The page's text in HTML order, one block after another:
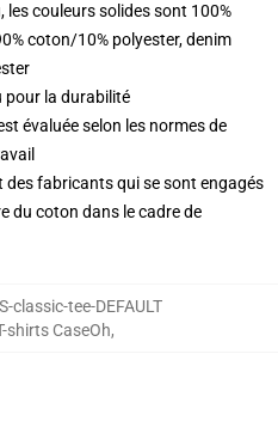
couleurs solides sont 100%
coton/10% polyester, denim
pour la durabilité
évaluée selon les normes de
fabricants qui se sont engagés
du coton dans le cadre de
classic-tee-DEFAULT
shirts CaseOh,